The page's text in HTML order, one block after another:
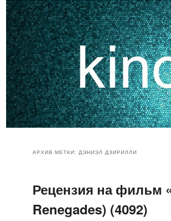
основному
содержимому
дополнительному
содержимому
АРХИВ МЕТКИ: ДЭНИЭЛ ДЗИРИЛЛИ
Рецензия на фильм
Renegades) (4092)